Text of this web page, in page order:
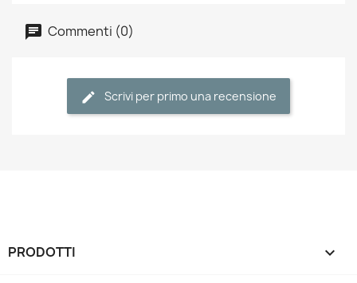
Commenti (0)
Scrivi per primo una recensione
PRODOTTI 